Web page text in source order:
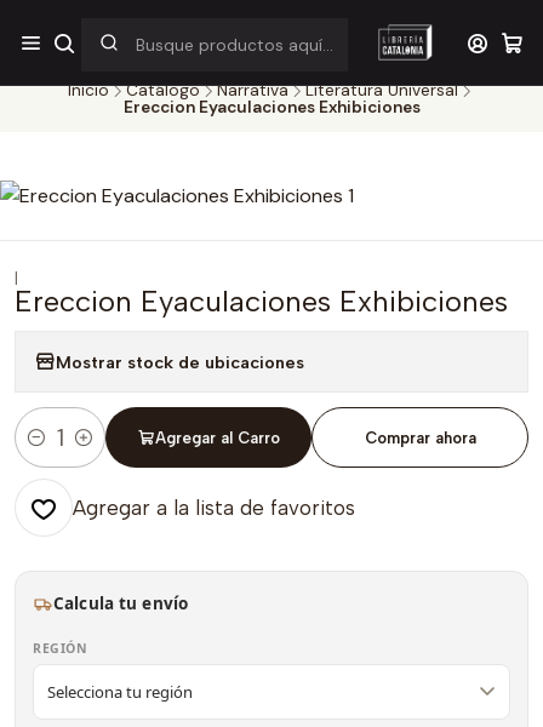
¡Por pocos días! Despacho a $1.000 en RM por compras sobre
$38.000
Inicio Catálogo Narrativa
Literatura Universal
Ereccion Eyaculaciones Exhibiciones
|
Ereccion Eyaculaciones Exhibiciones
Mostrar stock de ubicaciones
Cantidad
Agregar al Carro Comprar ahora
Agregar a la lista de favoritos
Calcula tu envío
REGIÓN